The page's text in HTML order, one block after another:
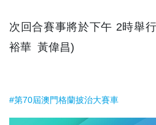
次回合賽事將於下午 2時舉
裕華 黃偉昌)
#第70屆澳門格蘭披治大賽車